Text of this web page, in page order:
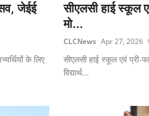
जेईई
के लिए
सीएलसी हाई स्कूल
मो...
CLCNews Apr 27, 2026
सीएलसी हाई स्कूल एवं प्री-
विद्यार्थ...